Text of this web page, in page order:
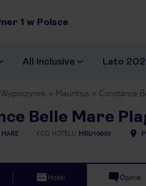
1 w Polsce
All Inclusive Lato
Wypoczynek Mauritius Constance
Belle Mare
MARE KOD HOTELU MRU10030
Hotel Opinie